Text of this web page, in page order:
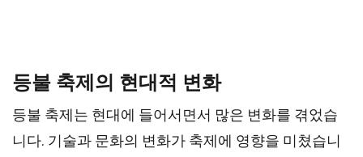
등불 축제의 현대적 변화
등불 축제는 현대에 들어서면서 많은 변화를 겪었습
니다. 기술과 문화의 변화가 축제에 영향을 미쳤습니